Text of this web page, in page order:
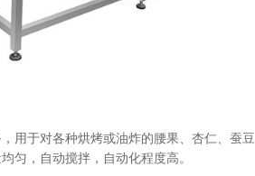
用于对各种烘烤或油炸的腰果、杏仁、蚕豆
匀，自动搅拌，自动化程度高。